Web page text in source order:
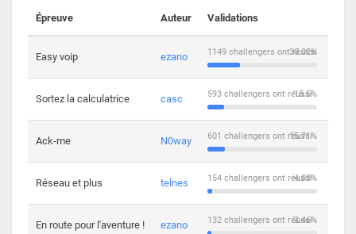
Épreuve Auteur Validations
Easy voip ezano 30.02%
1149 challengers ont réussi
Sortez la calculatrice casc 15.5%
593 challengers ont réussi
Ack-me N0way 15.71%
601 challengers ont réussi
Réseau et plus telnes 4.03%
154 challengers ont réussi
En route pour l'aventure ! ezano 3.46%
132 challengers ont réussi